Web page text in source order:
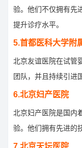
验。他们不仅拥有先
提升诊疗水平。
5.首都医科大学附
北京友谊医院在试管
团队，并且持续引进
6.北京妇产医院
北京妇产医院是国内
验。他们拥有先进的